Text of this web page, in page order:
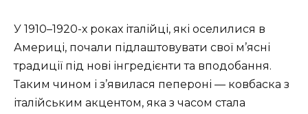
У 1910–1920-х роках італійці, які оселилися в
Америці, почали підлаштовувати свої м’ясні
традиції під нові інгредієнти та вподобання.
Таким чином і з’явилася пепероні — ковбаска з
італійським акцентом, яка з часом стала